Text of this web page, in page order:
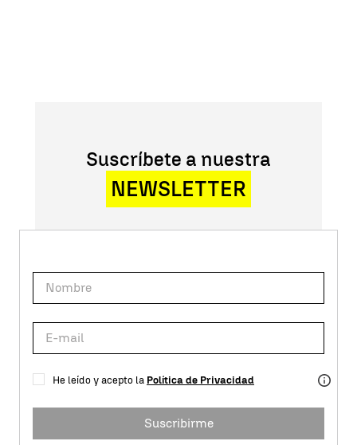
Suscríbete a nuestra
NEWSLETTER
He leído y acepto la Política de Privacidad
Suscribirme